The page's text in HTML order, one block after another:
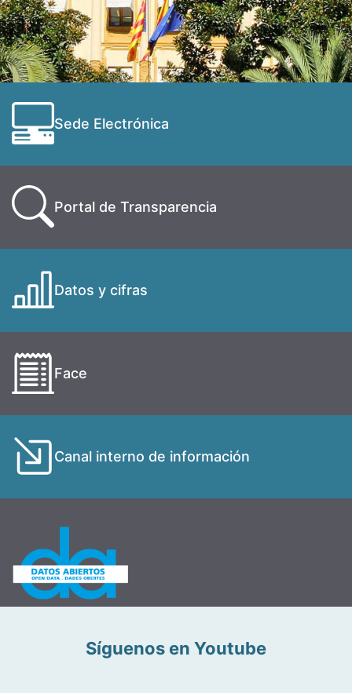
Sede Electrónica
Portal de Transparencia
Datos y cifras
Face
Canal interno de información
Síguenos en Youtube